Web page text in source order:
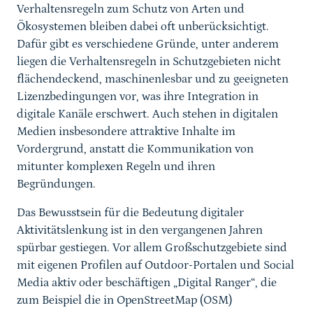
Verhaltensregeln zum Schutz von Arten und
Ökosystemen bleiben dabei oft unberücksichtigt.
Dafür gibt es verschiedene Gründe, unter anderem
liegen die Verhaltensregeln in Schutzgebieten nicht
flächendeckend, maschinenlesbar und zu geeigneten
Lizenzbedingungen vor, was ihre Integration in
digitale Kanäle erschwert. Auch stehen in digitalen
Medien insbesondere attraktive Inhalte im
Vordergrund, anstatt die Kommunikation von
mitunter komplexen Regeln und ihren
Begründungen.
Das Bewusstsein für die Bedeutung digitaler
Aktivitätslenkung ist in den vergangenen Jahren
spürbar gestiegen. Vor allem Großschutzgebiete sind
mit eigenen Profilen auf Outdoor-Portalen und Social
Media aktiv oder beschäftigen „Digital Ranger“, die
zum Beispiel die in OpenStreetMap (OSM)